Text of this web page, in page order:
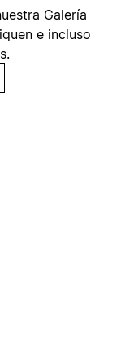
Galería
e incluso